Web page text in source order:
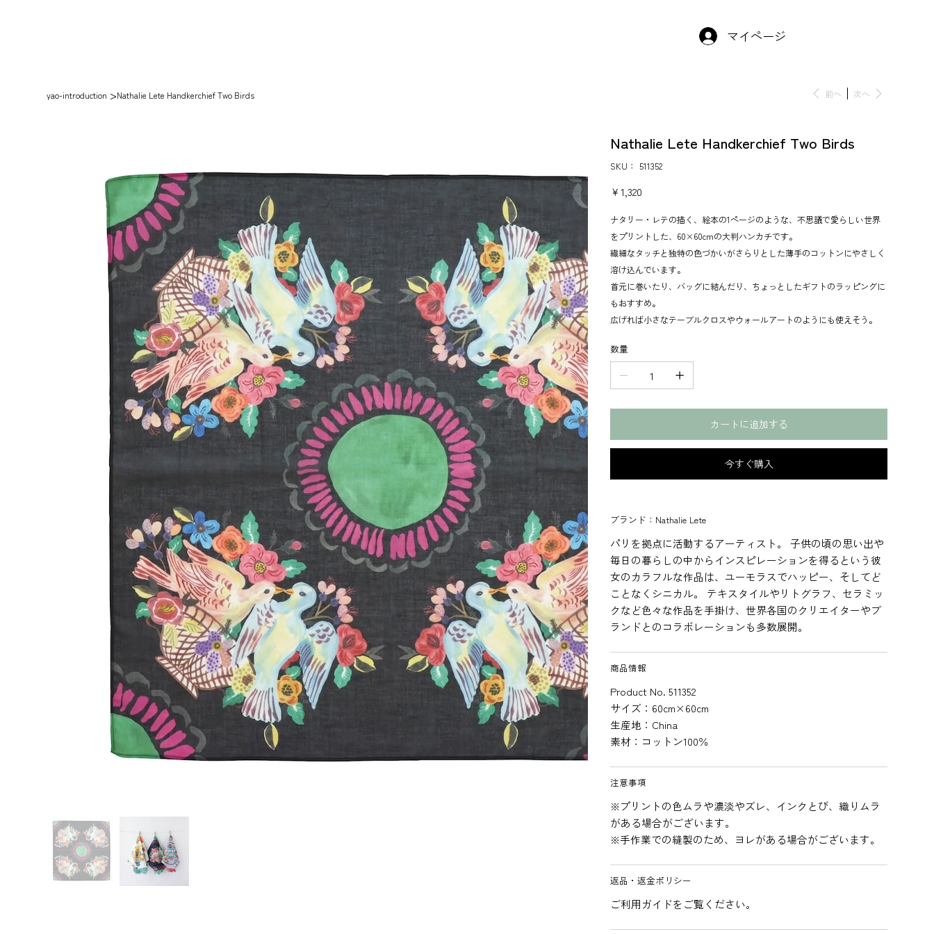
マイページ
yao-introduction >Nathalie Lete Handkerchief Two Birds 前へ 次へ
Nathalie Lete Handkerchief Two Birds
SKU：
SKU：
511352
511352
価
格
￥1,320
ナタリー・レテの描く、絵本の1ページのような、不思議で愛らしい世界
をプリントした、60×60cmの大判ハンカチです。
繊細なタッチと独特の色づかいがさらりとした薄手のコットンにやさしく
溶け込んでいます。
首元に巻いたり、バッグに結んだり、ちょっとしたギフトのラッピングに
もおすすめ。
広げれば小さなテーブルクロスやウォールアートのようにも使えそう。
数量
カートに追加する
今すぐ購入
ブランド：Nathalie Lete
パリを拠点に活動するアーティスト。 子供の頃の思い出や
毎日の暮らしの中からインスピレーションを得るという彼
女のカラフルな作品は、ユーモラスでハッピー、そしてど
ことなくシニカル。 テキスタイルやリトグラフ、セラミッ
クなど色々な作品を手掛け、世界各国のクリエイターやブ
ランドとのコラボレーションも多数展開。
商品情報
Product No. 511352
サイズ：60cm×60cm
生産地：China
素材：コットン100％
注意事項
※プリントの色ムラや濃淡やズレ、インクとび、織りムラ
がある場合がございます。
※手作業での縫製のため、ヨレがある場合がございます。
返品・返金ポリシー
ご利用ガイドをご覧ください。